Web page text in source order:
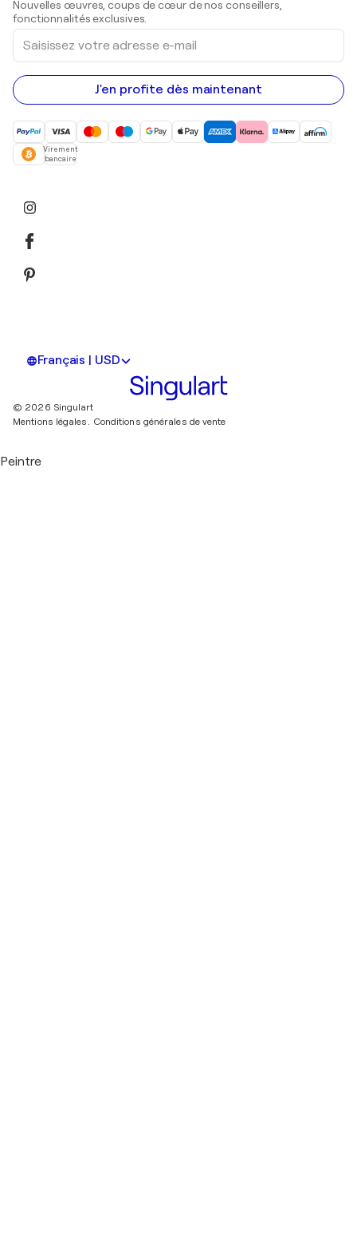
Peintures acryliques
Nouvelles œuvres, coups de cœur de nos conseillers,
fonctionnalités exclusives.
Saisissez
votre
adresse
e-
mail
J'en profite dès maintenant
Virement
bancaire
Français | USD
© 2026 Singulart
Mentions légales. Conditions générales de vente
Peintre